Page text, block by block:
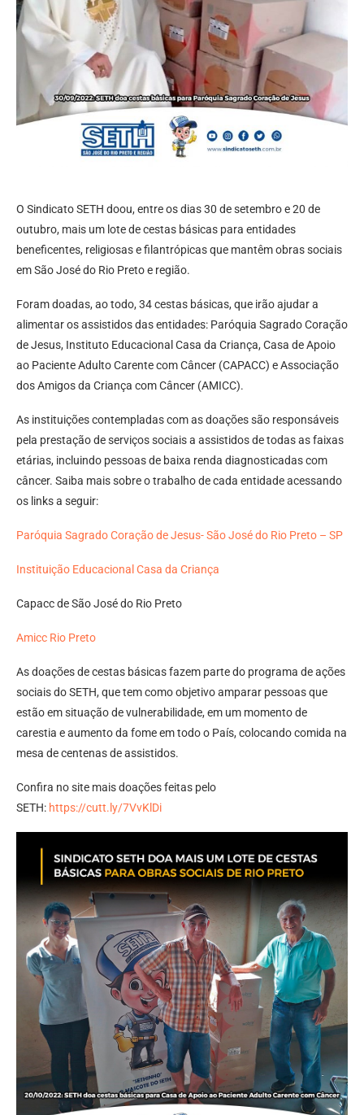
O Sindicato SETH doou, entre os dias 30 de setembro e 20 de
outubro, mais um lote de cestas básicas para entidades
beneficentes, religiosas e filantrópicas que mantêm obras sociais
em São José do Rio Preto e região.
Foram doadas, ao todo, 34 cestas básicas, que irão ajudar a
alimentar os assistidos das entidades: Paróquia Sagrado Coração
de Jesus, Instituto Educacional Casa da Criança, Casa de Apoio
ao Paciente Adulto Carente com Câncer (CAPACC) e Associação
dos Amigos da Criança com Câncer (AMICC).
As instituições contempladas com as doações são responsáveis
pela prestação de serviços sociais a assistidos de todas as faixas
etárias, incluindo pessoas de baixa renda diagnosticadas com
câncer. Saiba mais sobre o trabalho de cada entidade acessando
os links a seguir:
Paróquia Sagrado Coração de Jesus- São José do Rio Preto – SP
Instituição Educacional Casa da Criança
Capacc de São José do Rio Preto
Amicc Rio Preto
As doações de cestas básicas fazem parte do programa de ações
sociais do SETH, que tem como objetivo amparar pessoas que
estão em situação de vulnerabilidade, em um momento de
carestia e aumento da fome em todo o País, colocando comida na
mesa de centenas de assistidos.
Confira no site mais doações feitas pelo
SETH: https://cutt.ly/7VvKlDi